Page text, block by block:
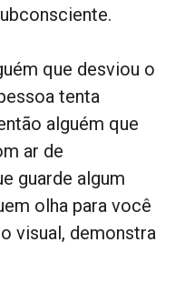
que desviou o
tenta
alguém que
ar de
guarde algum
olha para você
visual, demonstra